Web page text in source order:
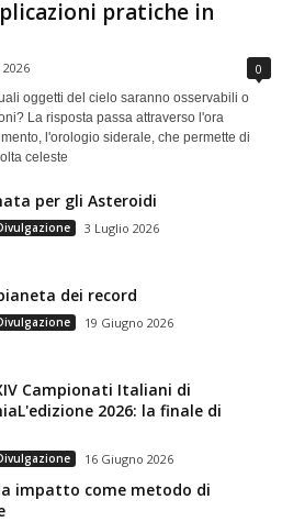
pratiche in
0
oggetti del cielo saranno osservabili o
La risposta passa attraverso l'ora
l'orologio siderale, che permette di
celeste
per gli Asteroidi
3 Luglio 2026
dei record
19 Giugno 2026
Campionati Italiani di
2026: la finale di
16 Giugno 2026
impatto come metodo di